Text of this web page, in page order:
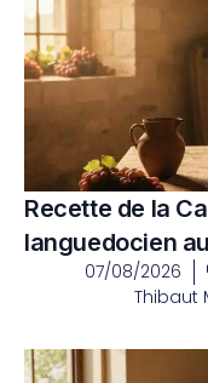
Recette de la
languedocien
07/08/2026
Thibaut